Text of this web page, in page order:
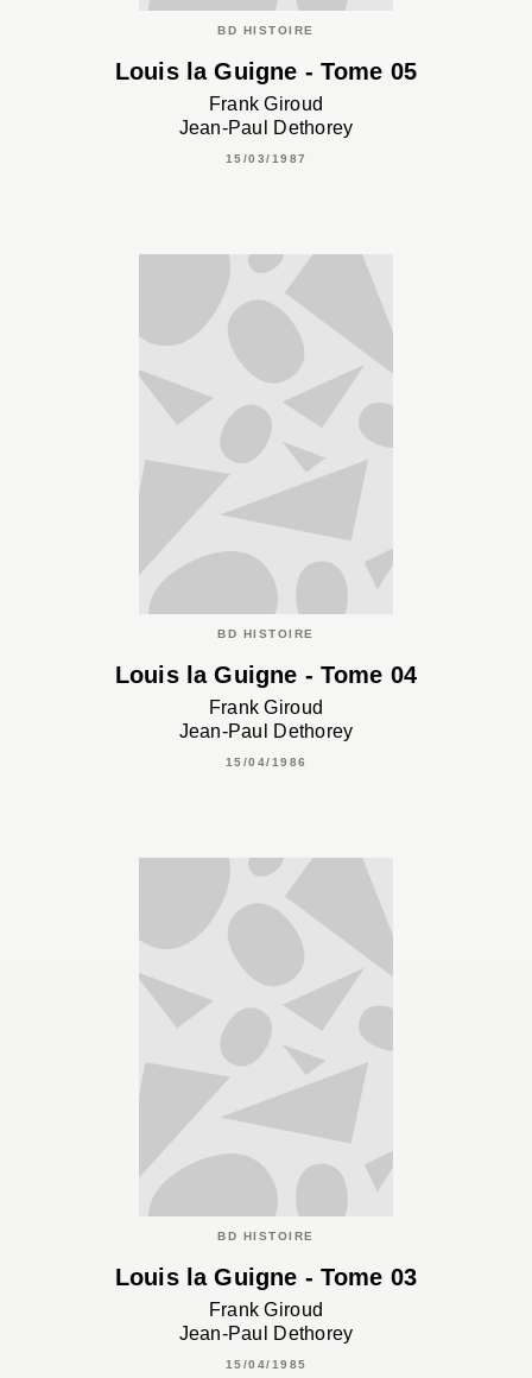
BD HISTOIRE
Louis la Guigne - Tome 05
Frank Giroud
Jean-Paul Dethorey
15/03/1987
BD HISTOIRE
Louis la Guigne - Tome 04
Frank Giroud
Jean-Paul Dethorey
15/04/1986
BD HISTOIRE
Louis la Guigne - Tome 03
Frank Giroud
Jean-Paul Dethorey
15/04/1985